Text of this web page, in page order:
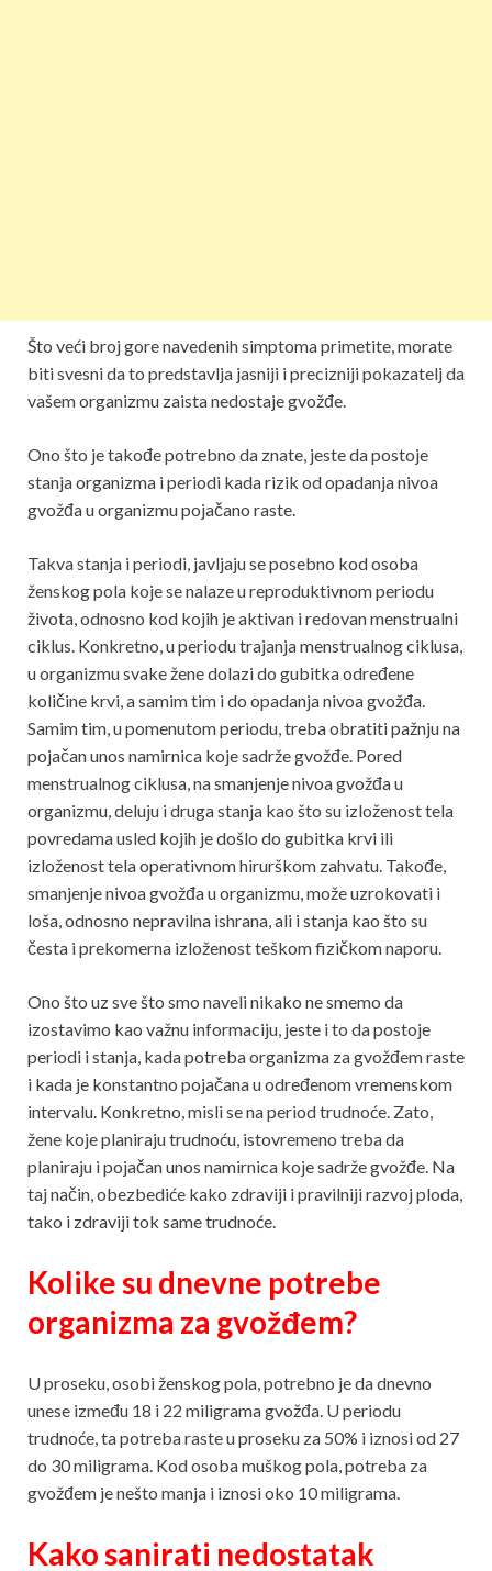
Što veći broj gore navedenih simptoma primetite, morate
biti svesni da to predstavlja jasniji i precizniji pokazatelj da
vašem organizmu zaista nedostaje gvožđe.
Ono što je takođe potrebno da znate, jeste da postoje
stanja organizma i periodi kada rizik od opadanja nivoa
gvožđa u organizmu pojačano raste.
Takva stanja i periodi, javljaju se posebno kod osoba
ženskog pola koje se nalaze u reproduktivnom periodu
života, odnosno kod kojih je aktivan i redovan menstrualni
ciklus. Konkretno, u periodu trajanja menstrualnog ciklusa,
u organizmu svake žene dolazi do gubitka određene
količine krvi, a samim tim i do opadanja nivoa gvožđa.
Samim tim, u pomenutom periodu, treba obratiti pažnju na
pojačan unos namirnica koje sadrže gvožđe. Pored
menstrualnog ciklusa, na smanjenje nivoa gvožđa u
organizmu, deluju i druga stanja kao što su izloženost tela
povredama usled kojih je došlo do gubitka krvi ili
izloženost tela operativnom hirurškom zahvatu. Takođe,
smanjenje nivoa gvožđa u organizmu, može uzrokovati i
loša, odnosno nepravilna ishrana, ali i stanja kao što su
česta i prekomerna izloženost teškom fizičkom naporu.
Ono što uz sve što smo naveli nikako ne smemo da
izostavimo kao važnu informaciju, jeste i to da postoje
periodi i stanja, kada potreba organizma za gvožđem raste
i kada je konstantno pojačana u određenom vremenskom
intervalu. Konkretno, misli se na period trudnoće. Zato,
žene koje planiraju trudnoću, istovremeno treba da
planiraju i pojačan unos namirnica koje sadrže gvožđe. Na
taj način, obezbediće kako zdraviji i pravilniji razvoj ploda,
tako i zdraviji tok same trudnoće.
Kolike su dnevne potrebe
organizma za gvožđem?
U proseku, osobi ženskog pola, potrebno je da dnevno
unese između 18 i 22 miligrama gvožđa. U periodu
trudnoće, ta potreba raste u proseku za 50% i iznosi od 27
do 30 miligrama. Kod osoba muškog pola, potreba za
gvožđem je nešto manja i iznosi oko 10 miligrama.
Kako sanirati nedostatak